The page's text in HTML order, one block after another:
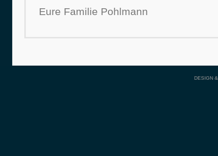
Eure Familie Pohlmann
DESIGN